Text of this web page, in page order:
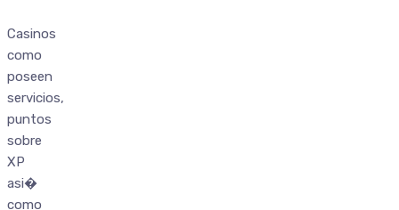
Casinos
como
poseen
servicios,
puntos
sobre
XP
asi�
como